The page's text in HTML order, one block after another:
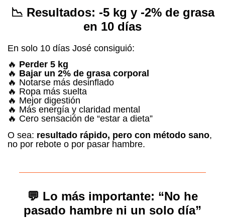
📉 Resultados: -5 kg y -2% de grasa
en 10 días
En solo 10 días José consiguió:
🔥 Perder 5 kg
🔥 Bajar un 2% de grasa corporal
🔥 Notarse más desinflado
🔥 Ropa más suelta
🔥 Mejor digestión
🔥 Más energía y claridad mental
🔥 Cero sensación de “estar a dieta”
O sea: resultado rápido, pero con método sano,
no por rebote o por pasar hambre.
💬 Lo más importante: “No he
pasado hambre ni un solo día”